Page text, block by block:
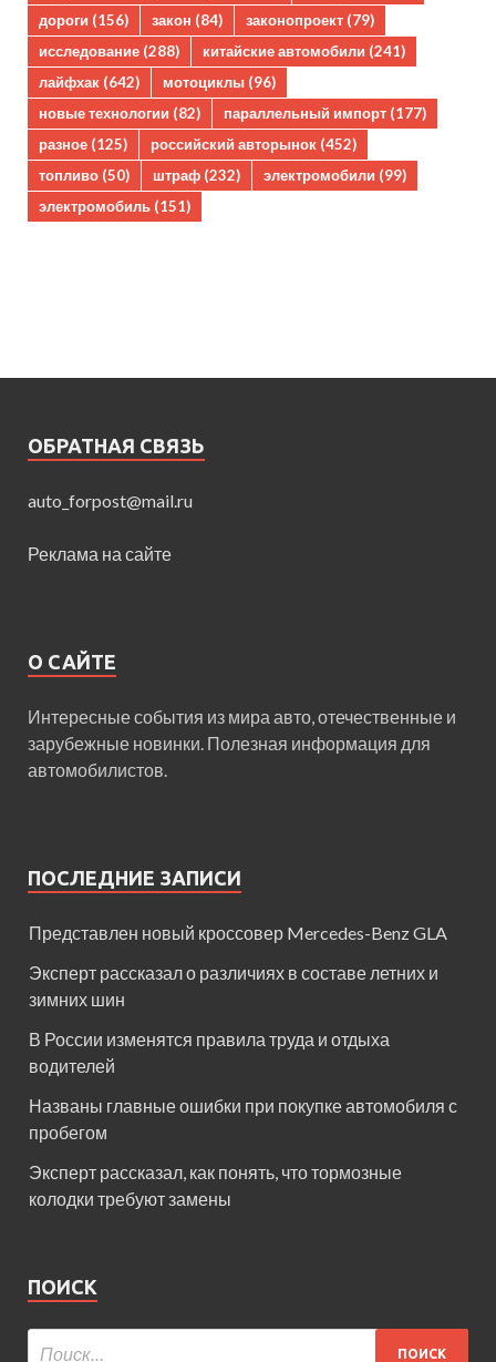
дороги (156) закон (84) законопроект (79)
исследование (288) китайские автомобили (241)
лайфхак (642) мотоциклы (96)
новые технологии (82) параллельный импорт (177)
разное (125) российский авторынок (452)
топливо (50) штраф (232) электромобили (99)
электромобиль (151)
ОБРАТНАЯ СВЯЗЬ
auto_forpost@mail.ru
Реклама на сайте
О САЙТЕ
Интересные события из мира авто, отечественные и
зарубежные новинки. Полезная информация для
автомобилистов.
ПОСЛЕДНИЕ ЗАПИСИ
Представлен новый кроссовер Mercedes-Benz GLA
Эксперт рассказал о различиях в составе летних и
зимних шин
В России изменятся правила труда и отдыха
водителей
Названы главные ошибки при покупке автомобиля с
пробегом
Эксперт рассказал, как понять, что тормозные
колодки требуют замены
ПОИСК